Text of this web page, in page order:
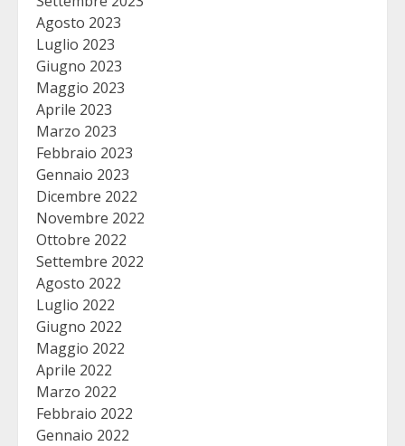
Agosto 2023
Luglio 2023
Giugno 2023
Maggio 2023
Aprile 2023
Marzo 2023
Febbraio 2023
Gennaio 2023
Dicembre 2022
Novembre 2022
Ottobre 2022
Settembre 2022
Agosto 2022
Luglio 2022
Giugno 2022
Maggio 2022
Aprile 2022
Marzo 2022
Febbraio 2022
Gennaio 2022